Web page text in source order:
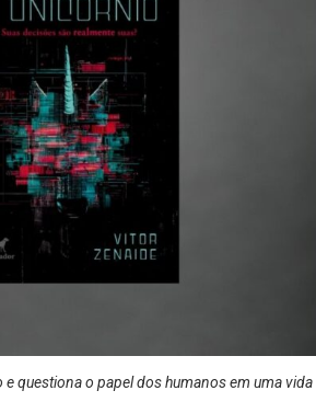
questiona o papel dos humanos em uma vida